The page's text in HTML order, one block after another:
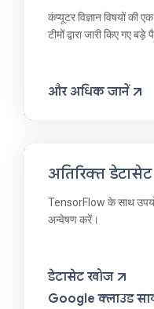
कंप्यूटर विज्ञान विषयों
टीमों द्वारा जारी किए गए
और अधिक जानें
अतिरिक्त
TensorFlow के साथ
अन्वेषण करें।
डेटासेट खोज
Google क्लाउड